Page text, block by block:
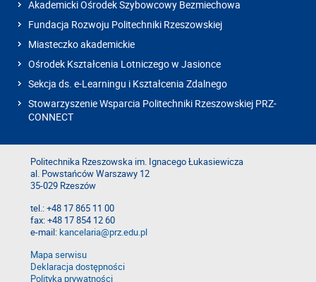
Akademicki Ośrodek Szybowcowy Bezmiechowa
Fundacja Rozwoju Politechniki Rzeszowskiej
Miasteczko akademickie
Ośrodek Kształcenia Lotniczego w Jasionce
Sekcja ds. e-Learningu i Kształcenia Zdalnego
Stowarzyszenie Wsparcia Politechniki Rzeszowskiej PRZ-
CONNECT
Politechnika Rzeszowska im. Ignacego Łukasiewicza
al. Powstańców Warszawy 12
35-029 Rzeszów
tel.: +48 17 865 11 00
fax: +48 17 854 12 60
e-mail:kancelaria@prz.edu.pl
Mapa serwisu
Deklaracja dostępności
Polityka prywatności